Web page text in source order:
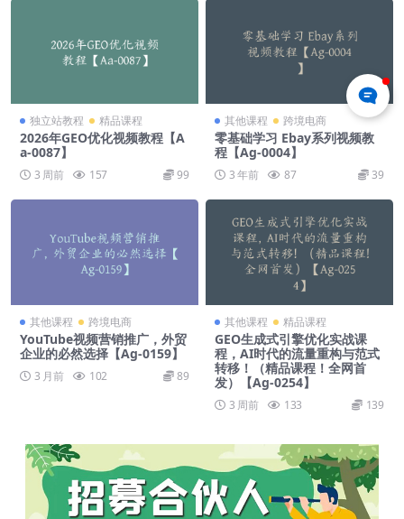
独立站教程 精品课程
2026年GEO优化视频教程【A
a-0087】
3 周前 157 99
其他课程 跨境电商
零基础学习 Ebay系列视频教
程【Ag-0004】
3 年前 87 39
其他课程 跨境电商
YouTube视频营销推广，外贸
企业的必然选择【Ag-0159】
3 月前 102 89
其他课程 精品课程
GEO生成式引擎优化实战课
程，AI时代的流量重构与范式
转移！（精品课程！全网首
发）【Ag-0254】
3 周前 133 139